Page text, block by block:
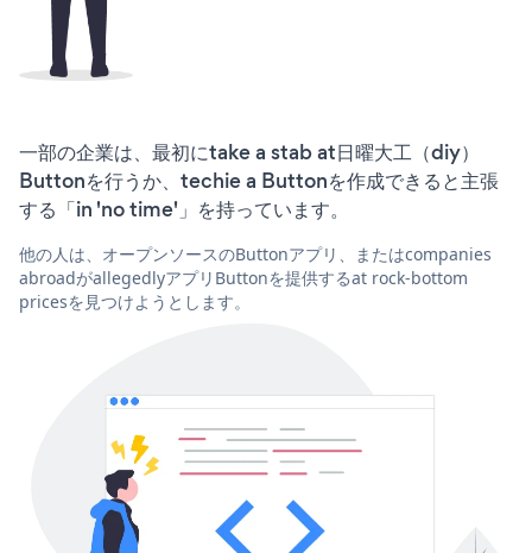
一部の企業は、最初にtake a stab at日曜大工（diy）
Buttonを行うか、techie a Buttonを作成できると主張
する「in 'no time'」を持っています。
他の人は、オープンソースのButtonアプリ、またはcompanies
abroadがallegedlyアプリButtonを提供するat rock-bottom
pricesを見つけようとします。